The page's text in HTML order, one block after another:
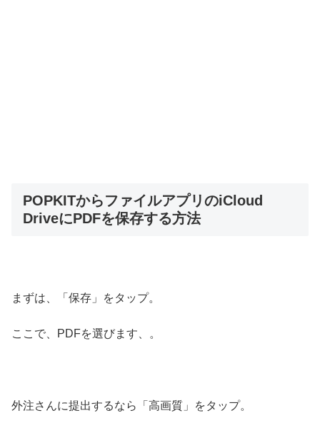
POPKITからファイルアプリのiCloud
DriveにPDFを保存する方法
まずは、「保存」をタップ。
ここで、PDFを選びます、。
外注さんに提出するなら「高画質」をタップ。